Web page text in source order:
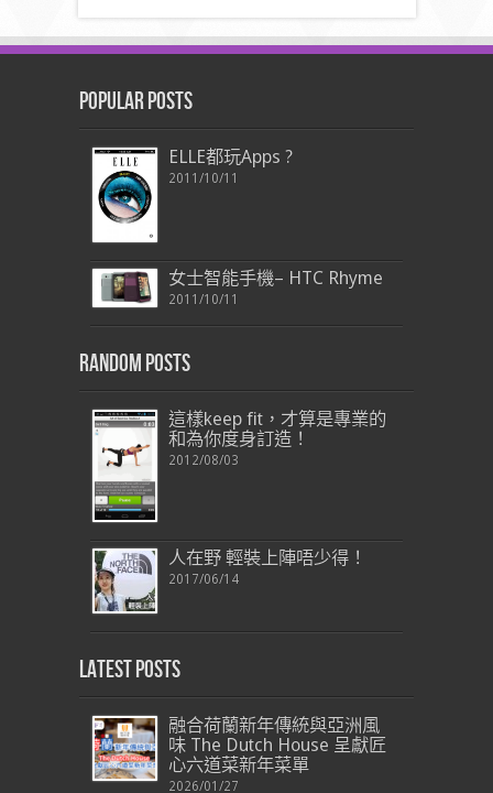
Popular Posts
ELLE都玩Apps ?
2011/10/11
女士智能手機– HTC Rhyme
2011/10/11
Random Posts
這樣keep fit，才算是專業的
和為你度身訂造！
2012/08/03
人在野 輕裝上陣唔少得！
2017/06/14
Latest Posts
融合荷蘭新年傳統與亞洲風
味 The Dutch House 呈獻匠
心六道菜新年菜單
2026/01/27